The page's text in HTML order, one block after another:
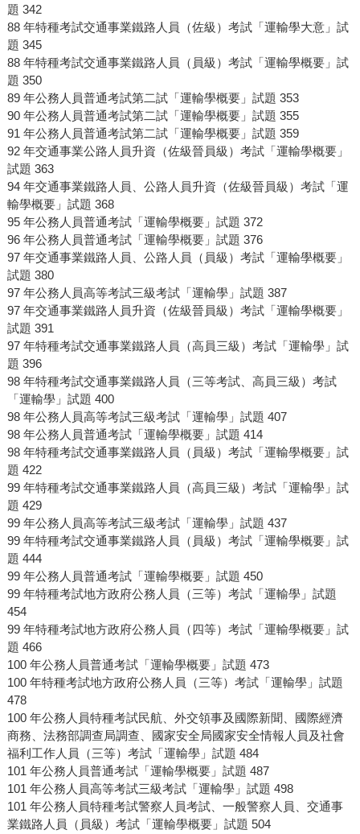
題 342
88 年特種考試交通事業鐵路人員（佐級）考試「運輸學大意」試
題 345
88 年特種考試交通事業鐵路人員（員級）考試「運輸學概要」試
題 350
89 年公務人員普通考試第二試「運輸學概要」試題 353
90 年公務人員普通考試第二試「運輸學概要」試題 355
91 年公務人員普通考試第二試「運輸學概要」試題 359
92 年交通事業公路人員升資（佐級晉員級）考試「運輸學概要」
試題 363
94 年交通事業鐵路人員、公路人員升資（佐級晉員級）考試「運
輸學概要」試題 368
95 年公務人員普通考試「運輸學概要」試題 372
96 年公務人員普通考試「運輸學概要」試題 376
97 年交通事業鐵路人員、公路人員（員級）考試「運輸學概要」
試題 380
97 年公務人員高等考試三級考試「運輸學」試題 387
97 年交通事業鐵路人員升資（佐級晉員級）考試「運輸學概要」
試題 391
97 年特種考試交通事業鐵路人員（高員三級）考試「運輸學」試
題 396
98 年特種考試交通事業鐵路人員（三等考試、高員三級）考試
「運輸學」試題 400
98 年公務人員高等考試三級考試「運輸學」試題 407
98 年公務人員普通考試「運輸學概要」試題 414
98 年特種考試交通事業鐵路人員（員級）考試「運輸學概要」試
題 422
99 年特種考試交通事業鐵路人員（高員三級）考試「運輸學」試
題 429
99 年公務人員高等考試三級考試「運輸學」試題 437
99 年特種考試交通事業鐵路人員（員級）考試「運輸學概要」試
題 444
99 年公務人員普通考試「運輸學概要」試題 450
99 年特種考試地方政府公務人員（三等）考試「運輸學」試題
454
99 年特種考試地方政府公務人員（四等）考試「運輸學概要」試
題 466
100 年公務人員普通考試「運輸學概要」試題 473
100 年特種考試地方政府公務人員（三等）考試「運輸學」試題
478
100 年公務人員特種考試民航、外交領事及國際新聞、國際經濟
商務、法務部調查局調查、國家安全局國家安全情報人員及社會
福利工作人員（三等）考試「運輸學」試題 484
101 年公務人員普通考試「運輸學概要」試題 487
101 年公務人員高等考試三級考試「運輸學」試題 498
101 年公務人員特種考試警察人員考試、一般警察人員、交通事
業鐵路人員（員級）考試「運輸學概要」試題 504